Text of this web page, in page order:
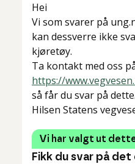
Hei
Vi som svarer på
kan dessverre ikke
kjøretøy.
Ta kontakt med oss
https://
så får du svar på dette.
Hilsen Statens
Vi har valgt ut
Fikk du svar på det